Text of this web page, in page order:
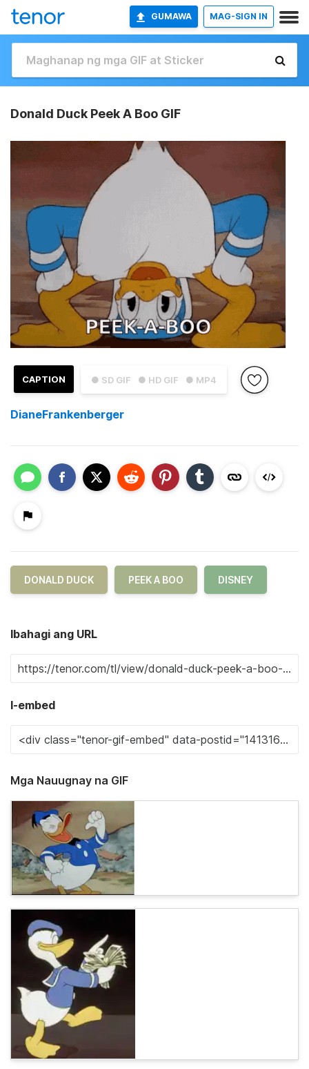
GUMAWA MAG-SIGN IN
Donald Duck Peek A Boo GIF
● SD GIF ● HD GIF ● MP4
CAPTION
DianeFrankenberger
DONALD DUCK PEEK A BOO DISNEY
Ibahagi ang URL
I-embed
Mga Nauugnay na GIF